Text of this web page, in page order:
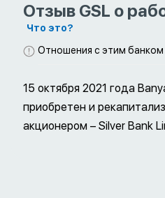
Отзыв GSL о
Что это?
Отношения с этим
15 октября 2021 года
приобретен и
акционером – Silver Bank